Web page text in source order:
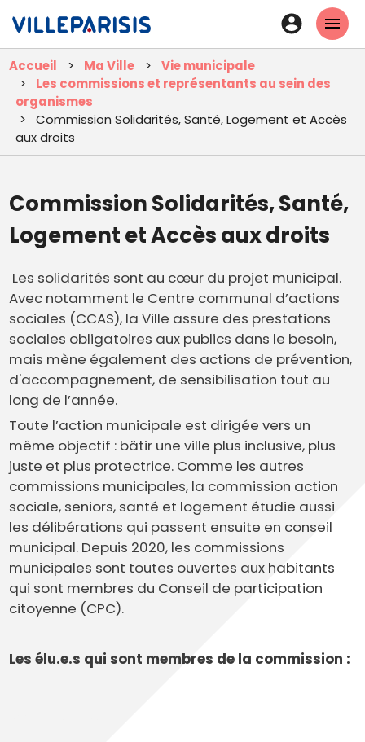
contenu
principal
En-
tête
-
Accueil Ma Ville
Vie municipale
Les commissions et représentants au sein des
organismes
Commission Solidarités, Santé, Logement et Accès
aux droits
Commission Solidarités, Santé,
Logement et Accès aux droits
Les solidarités sont au cœur du projet municipal.
Avec notamment le Centre communal d’actions
sociales (CCAS), la Ville assure des prestations
sociales obligatoires aux publics dans le besoin,
mais mène également des actions de prévention,
d'accompagnement, de sensibilisation tout au
long de l’année.
Toute l’action municipale est dirigée vers un
même objectif : bâtir une ville plus inclusive, plus
juste et plus protectrice. Comme les autres
commissions municipales, la commission action
sociale, seniors, santé et logement étudie aussi
les délibérations qui passent ensuite en conseil
municipal. Depuis 2020, les commissions
municipales sont toutes ouvertes aux habitants
qui sont membres du Conseil de participation
citoyenne (CPC).
Les élu.e.s qui sont membres de la commission :